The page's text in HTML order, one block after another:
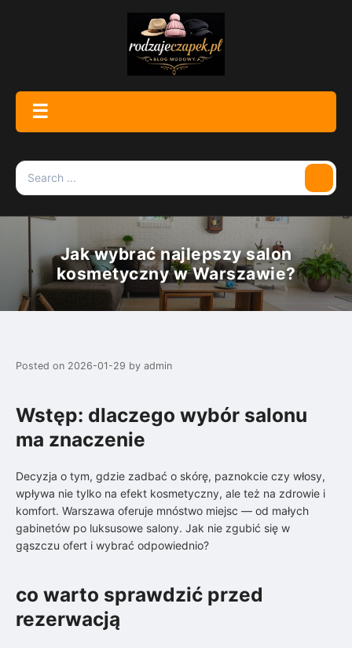
Menu
☰
Search
for:
Jak wybrać najlepszy salon
kosmetyczny w Warszawie?
Posted on 2026-01-29 by admin
Wstęp: dlaczego wybór salonu
ma znaczenie
Decyzja o tym, gdzie zadbać o skórę, paznokcie czy włosy,
wpływa nie tylko na efekt kosmetyczny, ale też na zdrowie i
komfort. Warszawa oferuje mnóstwo miejsc — od małych
gabinetów po luksusowe salony. Jak nie zgubić się w
gąszczu ofert i wybrać odpowiednio?
co warto sprawdzić przed
rezerwacją